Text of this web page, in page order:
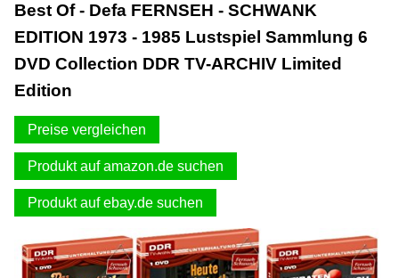
Support & Newsletter
Presse
Datenschutz
Impressum
Best Of - Defa FERNSEH - SCHWANK
EDITION 1973 - 1985 Lustspiel Sammlung 6
DVD Collection DDR TV-ARCHIV Limited
Edition
Preise vergleichen
Produkt auf amazon.de suchen
Produkt auf ebay.de suchen